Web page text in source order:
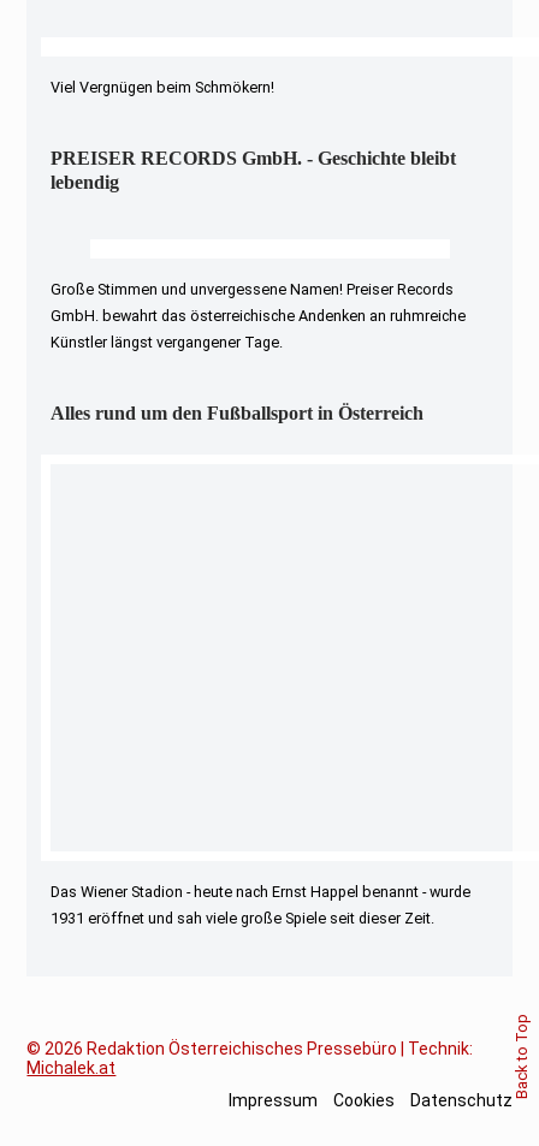
Viel Vergnügen beim Schmökern!
PREISER RECORDS GmbH. - Geschichte bleibt
lebendig
Große Stimmen und unvergessene Namen! Preiser Records
GmbH. bewahrt das österreichische Andenken an ruhmreiche
Künstler längst vergangener Tage.
Alles rund um den Fußballsport in Österreich
Das Wiener Stadion - heute nach Ernst Happel benannt - wurde
1931 eröffnet und sah viele große Spiele seit dieser Zeit.
© 2026 Redaktion Österreichisches Pressebüro | Technik:
Michalek.at
Impressum
Cookies Datenschutz
Back to Top